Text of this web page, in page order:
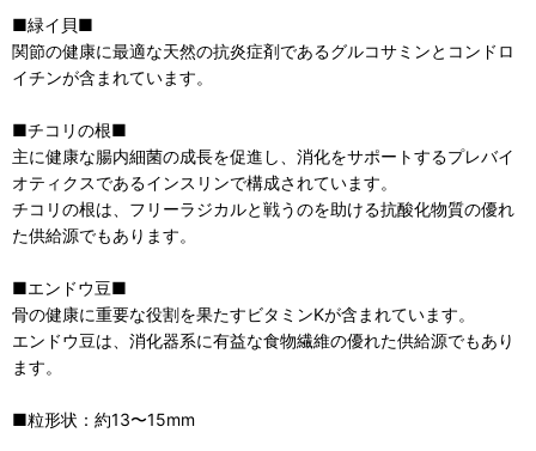
■緑イ貝■
関節の健康に最適な天然の抗炎症剤であるグルコサミンとコンドロ
イチンが含まれています。
■チコリの根■
主に健康な腸内細菌の成長を促進し、消化をサポートするプレバイ
オティクスであるインスリンで構成されています。
チコリの根は、フリーラジカルと戦うのを助ける抗酸化物質の優れ
た供給源でもあります。
■エンドウ豆■
骨の健康に重要な役割を果たすビタミンKが含まれています。
エンドウ豆は、消化器系に有益な食物繊維の優れた供給源でもあり
ます。
■粒形状：約13〜15mm